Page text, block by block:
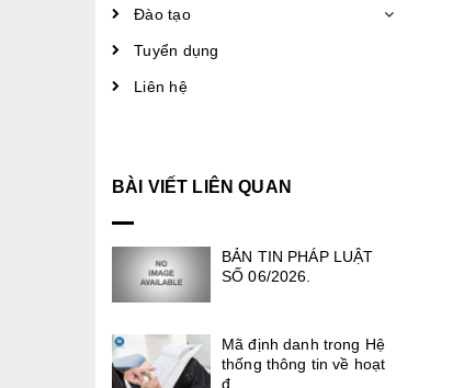
Đào tạo
Tuyển dụng
Liên hệ
BÀI VIẾT LIÊN QUAN
BẢN TIN PHÁP LUẬT
SỐ 06/2026.
Mã định danh trong Hệ
thống thông tin về hoạt
đ....